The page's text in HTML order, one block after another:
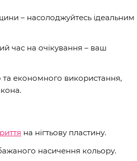
– насолоджуйтесь ідеальним
час на очікування – ваш
економного використання,
на нігтьову пластину.
насичення кольору.